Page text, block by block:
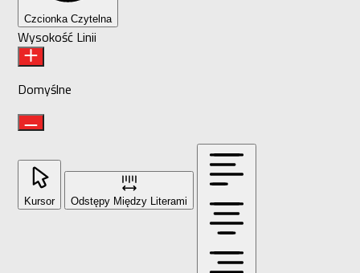
Czcionka Czytelna
Wysokość Linii
Domyślne
Kursor Odstępy Między Literami